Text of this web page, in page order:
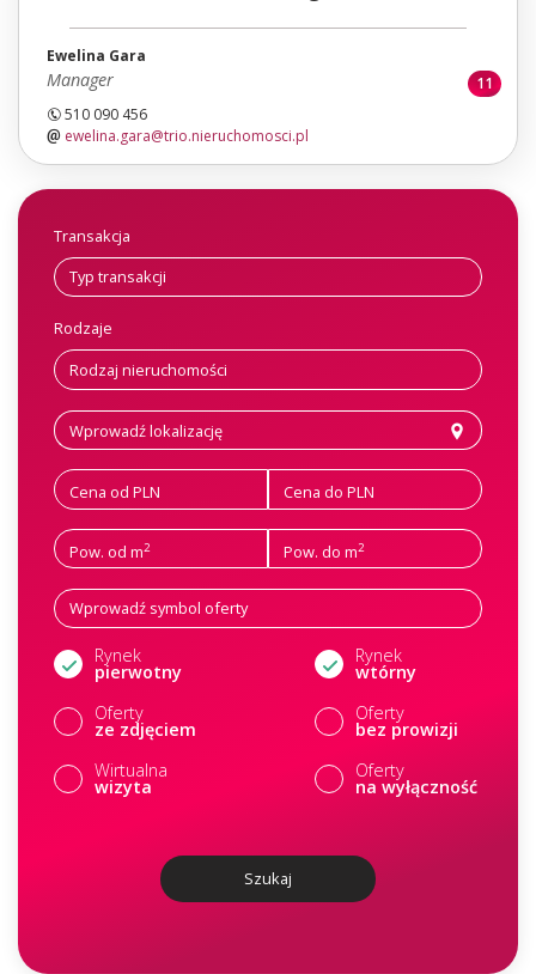
Ewelina Gara
Manager
510 090 456
ewelina.gara@trio.nieruchomosci.pl
11
Transakcja
Rodzaje
Cena od PLN Cena do PLN
Pow. od m2 Pow. do m2
Rynek
pierwotny
Rynek
wtórny
Oferty
ze zdjęciem
Oferty
bez prowizji
Wirtualna
wizyta
Oferty
na wyłączność
Szukaj